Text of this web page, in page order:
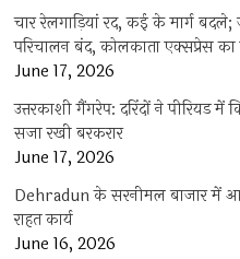
चार रेलगाड़ियां रद, कई के मार्ग
परिचालन बंद, कोलकाता एक्सप्रेस
June 17, 2026
उत्तरकाशी गैंगरेप: दरिंदों ने पीरियड
सजा रखी बरकरार
June 17, 2026
Dehradun के सरनीमल बाजार में
राहत कार्य
June 16, 2026